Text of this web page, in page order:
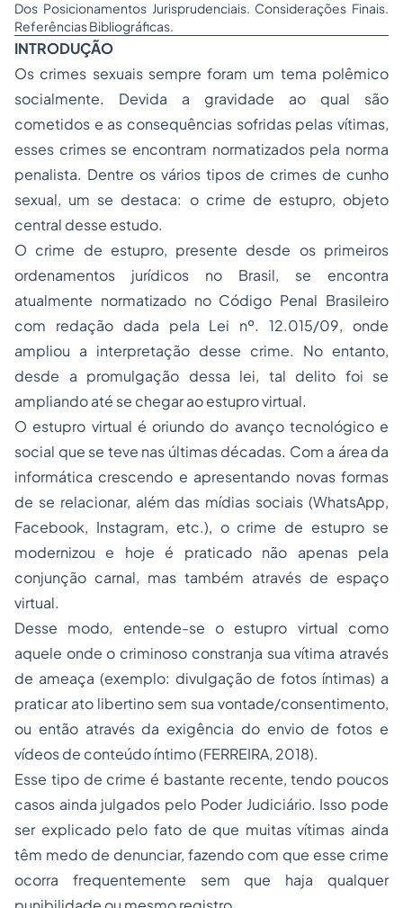
Dos Posicionamentos Jurisprudenciais. Considerações Finais.
Referências Bibliográficas.
INTRODUÇÃO
Os crimes sexuais sempre foram um tema polêmico
socialmente. Devida a gravidade ao qual são
cometidos e as consequências sofridas pelas vítimas,
esses crimes se encontram normatizados pela norma
penalista. Dentre os vários tipos de crimes de cunho
sexual, um se destaca: o crime de estupro, objeto
central desse estudo.
O crime de estupro, presente desde os primeiros
ordenamentos jurídicos no Brasil, se encontra
atualmente normatizado no Código Penal Brasileiro
com redação dada pela Lei nº. 12.015/09, onde
ampliou a interpretação desse crime. No entanto,
desde a promulgação dessa lei, tal delito foi se
ampliando até se chegar ao estupro virtual.
O estupro virtual é oriundo do avanço tecnológico e
social que se teve nas últimas décadas. Com a área da
informática crescendo e apresentando novas formas
de se relacionar, além das mídias sociais (WhatsApp,
Facebook, Instagram, etc.), o crime de estupro se
modernizou e hoje é praticado não apenas pela
conjunção carnal, mas também através de espaço
virtual.
Desse modo, entende-se o estupro virtual como
aquele onde o criminoso constranja sua vítima através
de ameaça (exemplo: divulgação de fotos íntimas) a
praticar ato libertino sem sua vontade/consentimento,
ou então através da exigência do envio de fotos e
vídeos de conteúdo íntimo (FERREIRA, 2018).
Esse tipo de crime é bastante recente, tendo poucos
casos ainda julgados pelo Poder Judiciário. Isso pode
ser explicado pelo fato de que muitas vítimas ainda
têm medo de denunciar, fazendo com que esse crime
ocorra frequentemente sem que haja qualquer